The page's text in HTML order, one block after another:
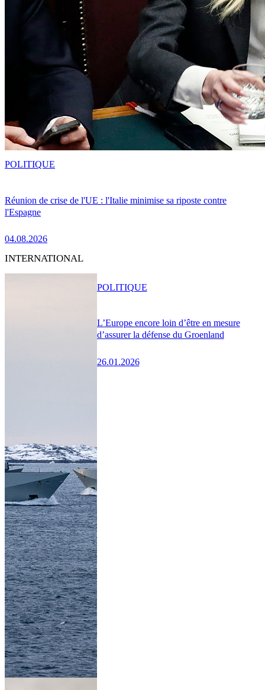
Réunion de crise de l'UE : l'Italie minimise sa riposte contre
l'Espagne
04.08.2026
POLITIQUE
INTERNATIONAL
L’Europe encore loin d’être en mesure
d’assurer la défense du Groenland
26.01.2026
POLITIQUE